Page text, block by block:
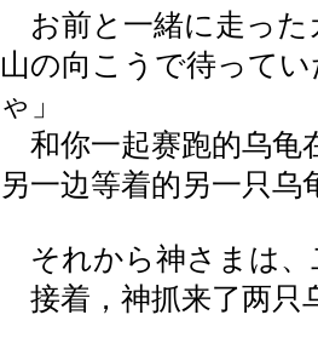
お前と一緒に走った
山の向こうで待って
ゃ」
和你一起赛跑的乌龟
另一边等着的另一只乌
それから神さまは、
接着，神抓来了两只